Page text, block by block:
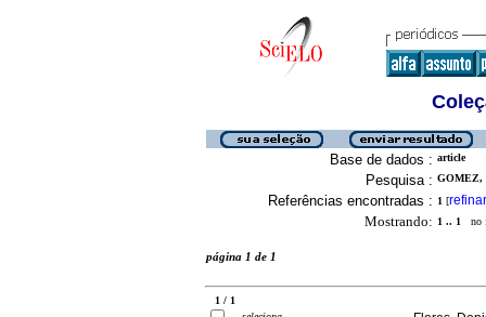
Base de dados : article
Pesquisa : GOMEZ,
Referências encontradas : 1 [refinar
Mostrando: 1 .. 1 no
página 1 de 1
1 / 1